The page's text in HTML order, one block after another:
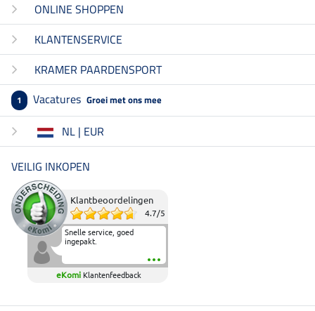
ONLINE SHOPPEN
KLANTENSERVICE
KRAMER PAARDENSPORT
1 Vacatures Groei met ons mee
NL | EUR
VEILIG INKOPEN
Klantbeoordelingen
4.7/5
Snelle service, goed
ingepakt.
eKomi Klantenfeedback